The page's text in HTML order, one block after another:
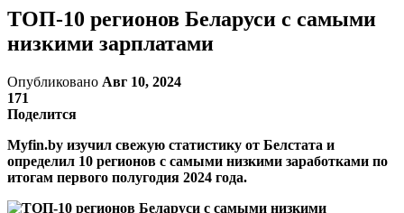
ТОП-10 регионов Беларуси с самыми
низкими зарплатами
Опубликовано Авг 10, 2024
171
Поделится
Myfin.by изучил свежую статистику от Белстата и
определил 10 регионов с самыми низкими заработками по
итогам первого полугодия 2024 года.